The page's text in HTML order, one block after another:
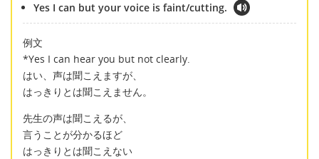
Yes I can but your voice is faint/cutting.
例文
*Yes I can hear you but not clearly.
はい、声は聞こえますが、
はっきりとは聞こえません。
先生の声は聞こえるが、
言うことが分かるほど
はっきりとは聞こえない